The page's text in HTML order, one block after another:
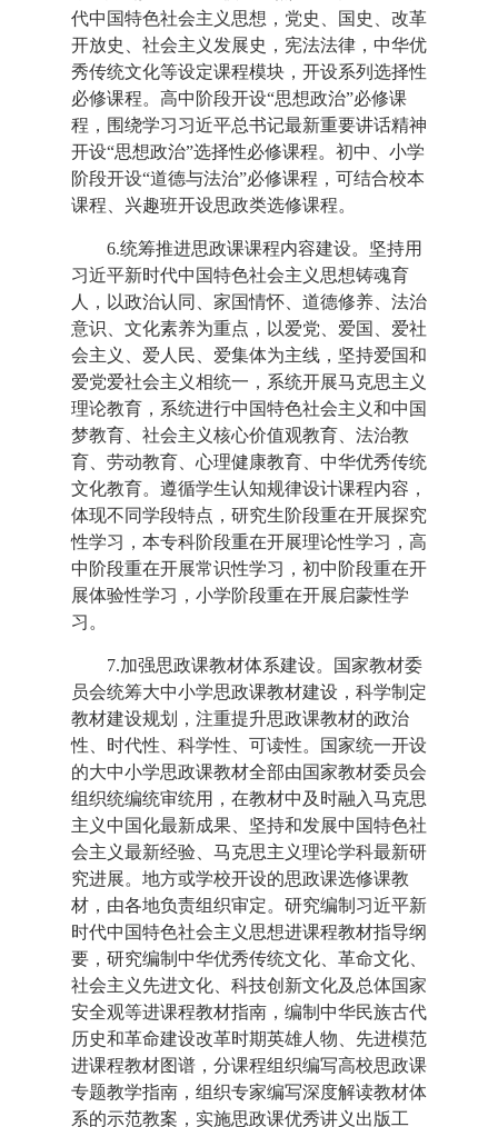
代中国特色社会主义思想，党史、国史、改革
开放史、社会主义发展史，宪法法律，中华优
秀传统文化等设定课程模块，开设系列选择性
必修课程。高中阶段开设“思想政治”必修课
程，围绕学习习近平总书记最新重要讲话精神
开设“思想政治”选择性必修课程。初中、小学
阶段开设“道德与法治”必修课程，可结合校本
课程、兴趣班开设思政类选修课程。
6.统筹推进思政课课程内容建设。坚持用
习近平新时代中国特色社会主义思想铸魂育
人，以政治认同、家国情怀、道德修养、法治
意识、文化素养为重点，以爱党、爱国、爱社
会主义、爱人民、爱集体为主线，坚持爱国和
爱党爱社会主义相统一，系统开展马克思主义
理论教育，系统进行中国特色社会主义和中国
梦教育、社会主义核心价值观教育、法治教
育、劳动教育、心理健康教育、中华优秀传统
文化教育。遵循学生认知规律设计课程内容，
体现不同学段特点，研究生阶段重在开展探究
性学习，本专科阶段重在开展理论性学习，高
中阶段重在开展常识性学习，初中阶段重在开
展体验性学习，小学阶段重在开展启蒙性学
习。
7.加强思政课教材体系建设。国家教材委
员会统筹大中小学思政课教材建设，科学制定
教材建设规划，注重提升思政课教材的政治
性、时代性、科学性、可读性。国家统一开设
的大中小学思政课教材全部由国家教材委员会
组织统编统审统用，在教材中及时融入马克思
主义中国化最新成果、坚持和发展中国特色社
会主义最新经验、马克思主义理论学科最新研
究进展。地方或学校开设的思政课选修课教
材，由各地负责组织审定。研究编制习近平新
时代中国特色社会主义思想进课程教材指导纲
要，研究编制中华优秀传统文化、革命文化、
社会主义先进文化、科技创新文化及总体国家
安全观等进课程教材指南，编制中华民族古代
历史和革命建设改革时期英雄人物、先进模范
进课程教材图谱，分课程组织编写高校思政课
专题教学指南，组织专家编写深度解读教材体
系的示范教案，实施思政课优秀讲义出版工